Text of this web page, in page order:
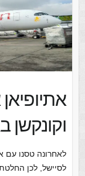
לסיישל, לכן